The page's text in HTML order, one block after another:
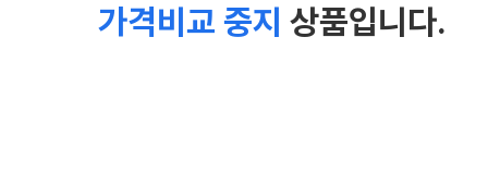
가격비교 중지 상품입니다.